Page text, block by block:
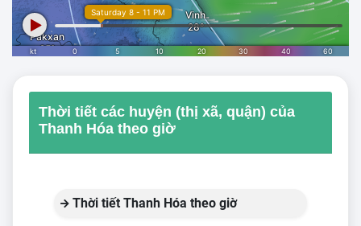
Thời tiết các huyện (thị xã, quận) của
Thanh Hóa theo giờ
Thời tiết Thanh Hóa theo giờ